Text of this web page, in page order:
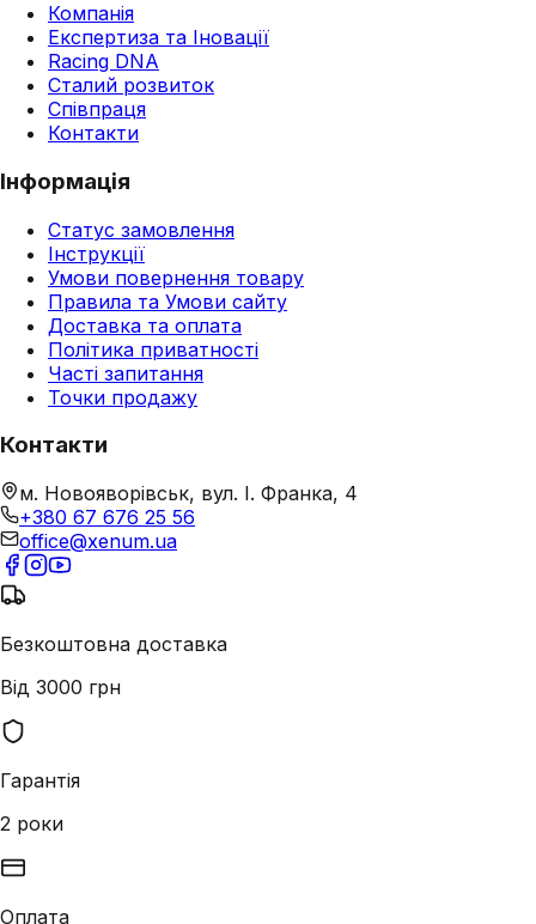
Компанія
Експертиза та Іновації
Racing DNA
Сталий розвиток
Співпраця
Контакти
Інформація
Статус замовлення
Інструкції
Умови повернення товару
Правила та Умови сайту
Доставка та оплата
Політика приватності
Часті запитання
Точки продажу
Контакти
м. Новояворівськ, вул. І. Франка, 4
+380 67 676 25 56
office@xenum.ua
Безкоштовна доставка
Від 3000 грн
Гарантія
2 роки
Оплата